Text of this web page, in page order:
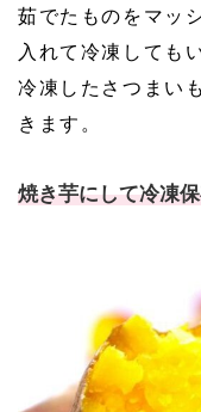
茹でたものをマッ
入れて冷凍しても
冷凍したさつまい
きます。
焼き芋にして冷凍